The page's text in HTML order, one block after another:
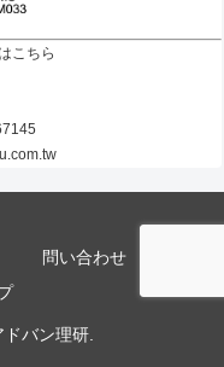
こちら
問い合わせ
バン理研.